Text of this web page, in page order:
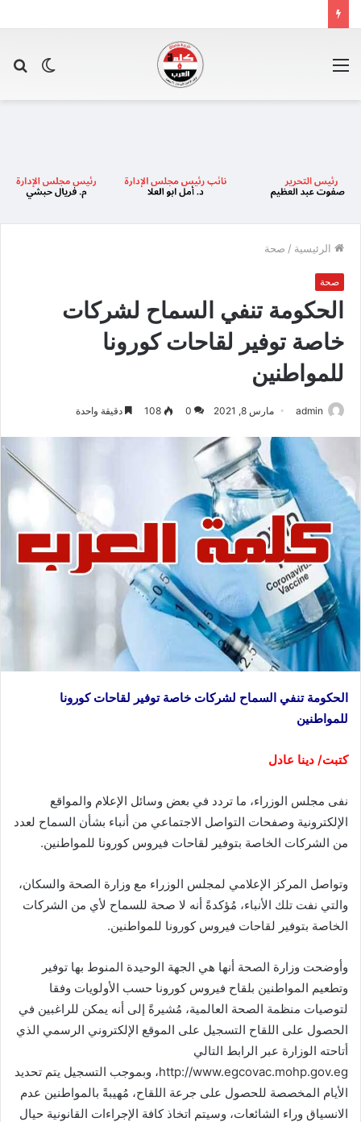
الوضع
الرئيسية / صحة
صحة
الحكومة تنفي السماح لشركات
خاصة توفير لقاحات كورونا
للمواطنين
admin مارس 8, 2021 0
108 دقيقة واحدة
الحكومة تنفي السماح لشركات خاصة توفير لقاحات كورونا
للمواطنين
كتبت/ دينا عادل
نفى مجلس الوزراء، ما تردد في بعض وسائل الإعلام والمواقع
الإلكترونية وصفحات التواصل الاجتماعي من أنباء بشأن السماح لعدد
من الشركات الخاصة بتوفير لقاحات فيروس كورونا للمواطنين.
وتواصل المركز الإعلامي لمجلس الوزراء مع وزارة الصحة والسكان،
والتي نفت تلك الأنباء، مُؤكدةً أنه لا صحة للسماح لأي من الشركات
الخاصة بتوفير لقاحات فيروس كورونا للمواطنين.
وأوضحت وزارة الصحة أنها هي الجهة الوحيدة المنوط بها توفير
وتطعيم المواطنين بلقاح فيروس كورونا حسب الأولويات وفقا
لتوصيات منظمة الصحة العالمية، مُشيرةً إلى أنه يمكن للراغبين في
الحصول على اللقاح التسجيل على الموقع الإلكتروني الرسمي الذي
أتاحته الوزارة عبر الرابط التالي
http://www.egcovac.mohp.gov.eg، وبموجب التسجيل يتم تحديد
الأيام المخصصة للحصول على جرعة اللقاح، مُهيبةً بالمواطنين عدم
الانسياق وراء الشائعات، وسيتم اتخاذ كافة الإجراءات القانونية حيال